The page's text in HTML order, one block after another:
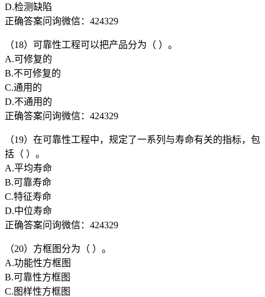
D.检测缺陷
正确答案问询微信：424329
（18）可靠性工程可以把产品分为（ ）。
A.可修复的
B.不可修复的
C.通用的
D.不通用的
正确答案问询微信：424329
（19）在可靠性工程中，规定了一系列与寿命有关的指标，包
括（ ）。
A.平均寿命
B.可靠寿命
C.特征寿命
D.中位寿命
正确答案问询微信：424329
（20）方框图分为（ ）。
A.功能性方框图
B.可靠性方框图
C.图样性方框图